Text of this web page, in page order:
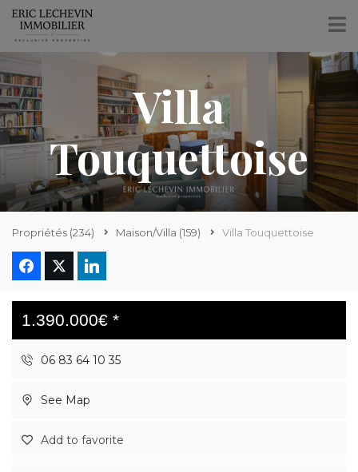
Villa
Touquettoise
Propriétés (234) Maison/Villa (159) Villa Touquettoise
1.390.000€ *
06 83 64 10 35
See Map
Add to favorite